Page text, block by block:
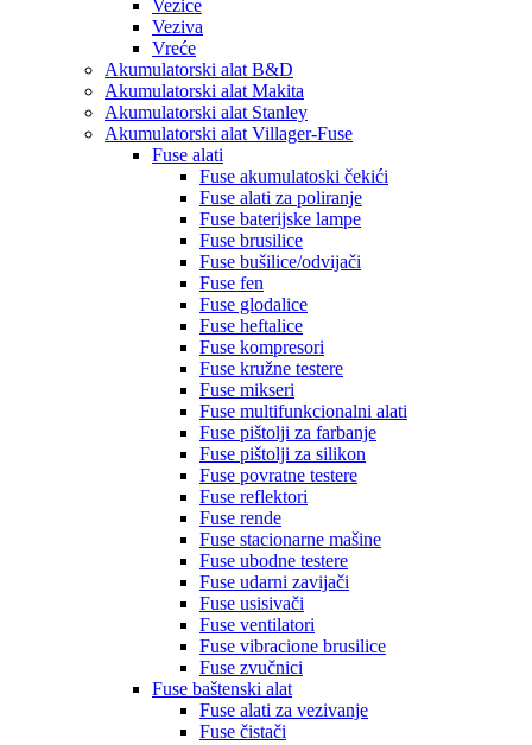
Vezice
Veziva
Vreće
Akumulatorski alat B&D
Akumulatorski alat Makita
Akumulatorski alat Stanley
Akumulatorski alat Villager-Fuse
Fuse alati
Fuse akumulatoski čekići
Fuse alati za poliranje
Fuse baterijske lampe
Fuse brusilice
Fuse bušilice/odvijači
Fuse fen
Fuse glodalice
Fuse heftalice
Fuse kompresori
Fuse kružne testere
Fuse mikseri
Fuse multifunkcionalni alati
Fuse pištolji za farbanje
Fuse pištolji za silikon
Fuse povratne testere
Fuse reflektori
Fuse rende
Fuse stacionarne mašine
Fuse ubodne testere
Fuse udarni zavijači
Fuse usisivači
Fuse ventilatori
Fuse vibracione brusilice
Fuse zvučnici
Fuse baštenski alat
Fuse alati za vezivanje
Fuse čistači